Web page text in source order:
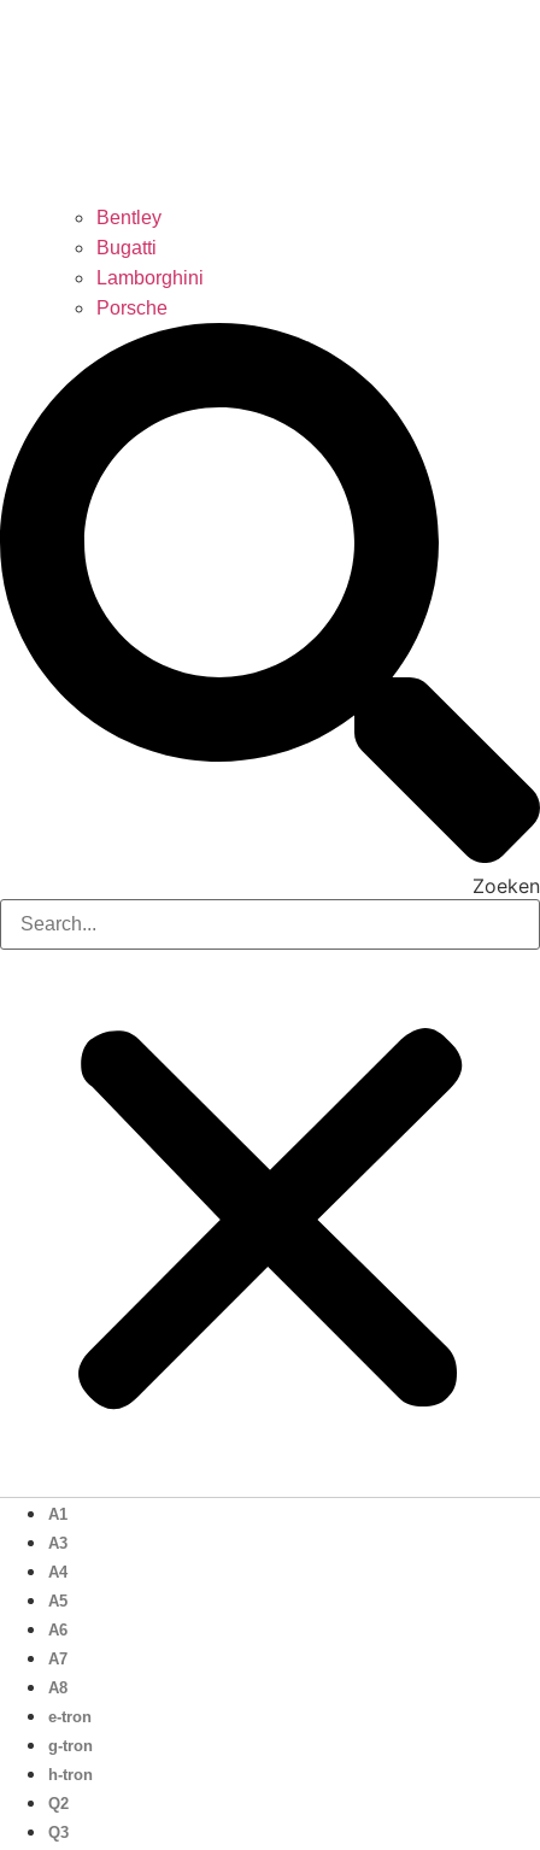
Bentley
Bugatti
Lamborghini
Porsche
Zoeken
A1
A3
A4
A5
A6
A7
A8
e-tron
g-tron
h-tron
Q2
Q3